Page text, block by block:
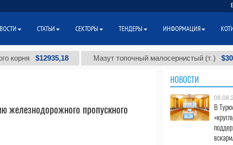
$12935,18 Мазут топочный малосернистый (т.) $300
железнодорожного пропускного
НОВОСТИ
В
СТАТЬИ СЕКТОРЫ ТЕНДЕРЫ ИНФОРМАЦИЯ